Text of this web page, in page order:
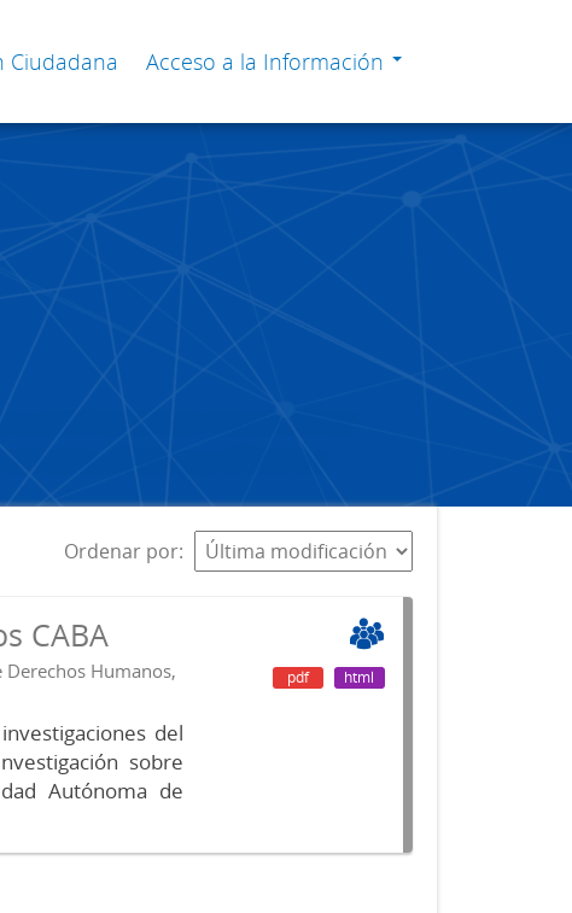
Ciudadana Acceso a la Información
Ordenar por
CABA
Humanos,
del
sobre
Autónoma de
pdf html